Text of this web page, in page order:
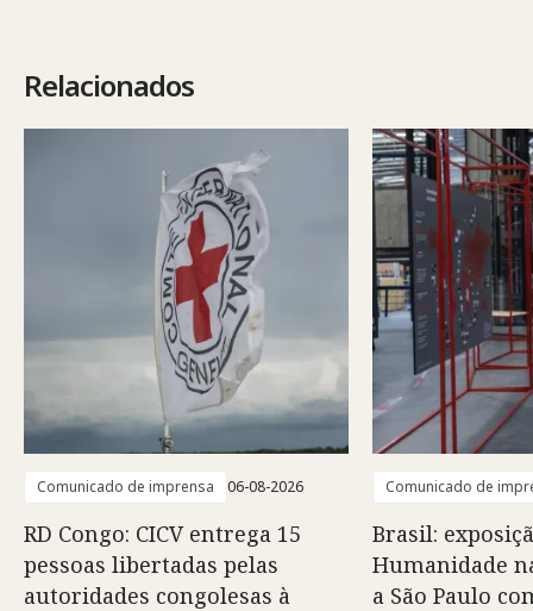
Relacionados
Comunicado de imprensa 06-08-2026
RD Congo: CICV entrega 15
pessoas libertadas pelas
autoridades congolesas à
Comunicado de
Brasil:
Humanidade
a São Paulo